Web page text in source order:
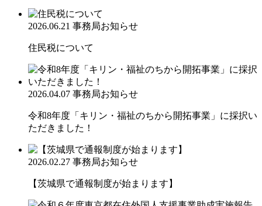
2026.06.21 事務局お知らせ
住民税について
2026.04.07 事務局お知らせ
令和8年度「キリン・福祉のちから開拓事業」に採択い
ただきました！
2026.02.27 事務局お知らせ
【茨城県で通報制度が始まります】